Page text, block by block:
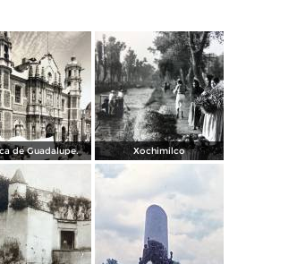
de Guadalupe. Xochimilco